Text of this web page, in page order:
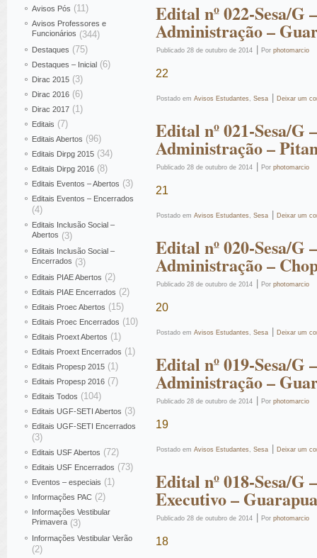
Avisos Pós (11)
Avisos Professores e
Funcionários (344)
Destaques (75)
Destaques – Inicial (6)
Dirac 2015 (3)
Dirac 2016 (6)
Dirac 2017 (1)
Editais (7)
Editais Abertos (96)
Editais Dirpg 2015 (34)
Editais Dirpg 2016 (8)
Editais Eventos – Abertos (3)
Editais Eventos – Encerrados
(4)
Editais Inclusão Social –
Abertos (3)
Editais Inclusão Social –
Encerrados (3)
Editais PIAE Abertos (2)
Editais PIAE Encerrados (2)
Editais Proec Abertos (15)
Editais Proec Encerrados (10)
Editais Proext Abertos (1)
Editais Proext Encerrados (1)
Editais Propesp 2015 (1)
Editais Propesp 2016 (7)
Editais Todos (104)
Editais UGF-SETI Abertos (3)
Editais UGF-SETI Encerrados
(3)
Editais USF Abertos (72)
Editais USF Encerrados (73)
Eventos – especiais (1)
Informações PAC (2)
Informações Vestibular
Primavera (3)
Informações Vestibular Verão
(2)
Edital nº 022-Sesa/G
Administração –
Publicado 28 de outubro de 2014 Por photomarcio
22
Postado em Avisos Estudantes , Sesa Deixar um
Edital nº 021-Sesa/G
Administração –
Publicado 28 de outubro de 2014 Por photomarcio
21
Postado em Avisos Estudantes , Sesa Deixar um
Edital nº 020-Sesa/G
Administração –
Publicado 28 de outubro de 2014 Por photomarcio
20
Postado em Avisos Estudantes , Sesa Deixar um
Edital nº 019-Sesa/G
Administração –
Publicado 28 de outubro de 2014 Por photomarcio
19
Postado em Avisos Estudantes , Sesa Deixar um
Edital nº 018-Sesa/G
Executivo –
Publicado 28 de outubro de 2014 Por photomarcio
18